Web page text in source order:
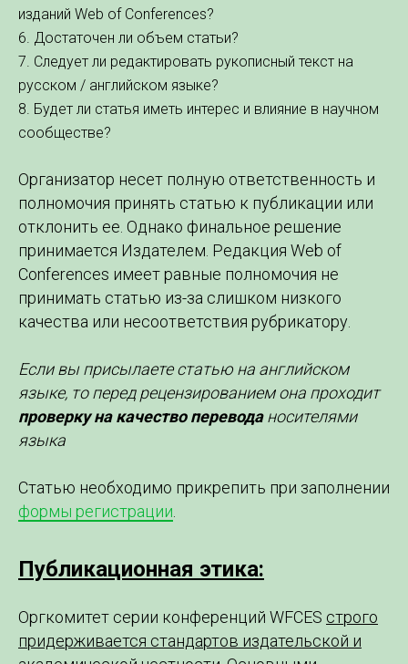
изданий Web of Conferences?
6. Достаточен ли объем статьи?
7. Следует ли редактировать рукописный текст на
русском / английском языке?
8. Будет ли статья иметь интерес и влияние в научном
сообществе?
Организатор несет полную ответственность и
полномочия принять статью к публикации или
отклонить ее. Однако финальное решение
принимается Издателем. Редакция Web of
Conferences имеет равные полномочия не
принимать статью из-за слишком низкого
качества или несоответствия рубрикатору.
Если вы присылаете статью на английском
языке, то перед рецензированием она проходит
проверку на качество переводаносителями
языка
Статью необходимо прикрепить при заполнении
формы регистрации
Публикационная этика:
Оргкомитет серии конференций WFCES строго
придерживается стандартов издательской и